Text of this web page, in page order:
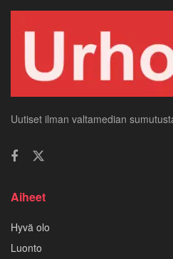
Uutiset ilman valtamedian
Aiheet
Hyvä olo
Luonto